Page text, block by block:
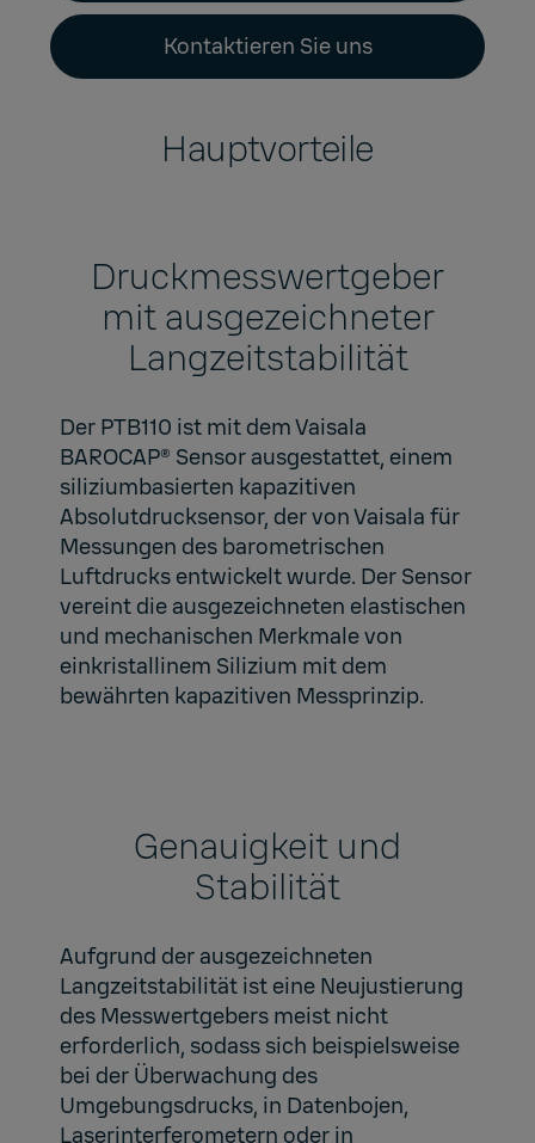
Kontaktieren Sie uns
Hauptvorteile
Druckmesswertgeber
mit ausgezeichneter
Langzeitstabilität
Der PTB110 ist mit dem Vaisala
BAROCAP® Sensor ausgestattet, einem
siliziumbasierten kapazitiven
Absolutdrucksensor, der von Vaisala für
Messungen des barometrischen
Luftdrucks entwickelt wurde. Der Sensor
vereint die ausgezeichneten elastischen
und mechanischen Merkmale von
einkristallinem Silizium mit dem
bewährten kapazitiven Messprinzip.
Genauigkeit und
Stabilität
Aufgrund der ausgezeichneten
Langzeitstabilität ist eine Neujustierung
des Messwertgebers meist nicht
erforderlich, sodass sich beispielsweise
bei der Überwachung des
Umgebungsdrucks, in Datenbojen,
Laserinterferometern oder in